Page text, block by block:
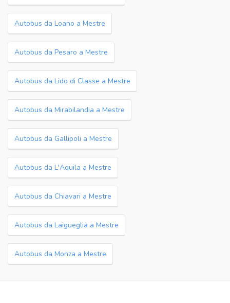
Autobus da Loano a Mestre
Autobus da Pesaro a Mestre
Autobus da Lido di Classe a Mestre
Autobus da Mirabilandia a Mestre
Autobus da Gallipoli a Mestre
Autobus da L'Aquila a Mestre
Autobus da Chiavari a Mestre
Autobus da Laigueglia a Mestre
Autobus da Monza a Mestre